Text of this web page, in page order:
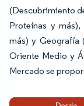
(Descubrimiento
Proteínas y más),
más) y Geografía
Oriente Medio y
Mercado se